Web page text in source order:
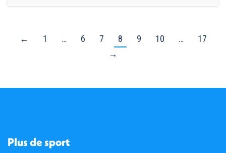
← 1 … 6 7 8 9 10 …
17
→
Plus de sport